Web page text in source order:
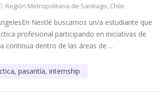
Región Metropolitana de Santiago, Chile
Nestlé buscamos un/a estudiante que
profesional participando en iniciativas de
continua dentro de las áreas de ...
pasantía, internship